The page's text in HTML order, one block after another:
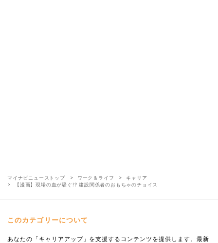
マイナビニューストップ ワーク＆ライフ
キャリア
【漫画】現場の血が騒ぐ!? 建設関係者のおもちゃのチョイス
このカテゴリーについて
あなたの「キャリアアップ」を支援するコンテンツを提供します。最新